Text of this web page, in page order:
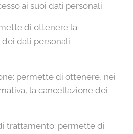
ai suoi dati personali
di ottenere la
dati personali
permette di ottenere, nei
la cancellazione dei
trattamento: permette di